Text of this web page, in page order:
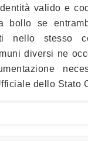
valido e
bollo se
nello stesso
diversi ne
dello Stato